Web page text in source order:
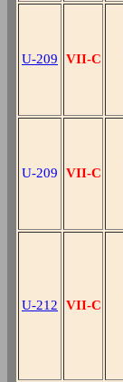
U-209 VII-C
U-209 VII-C
U-212 VII-C